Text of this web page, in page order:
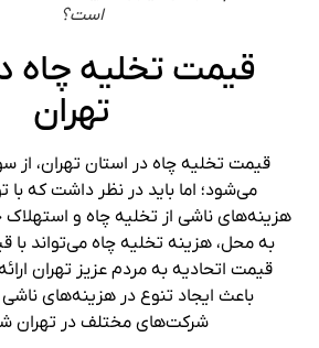
است؟
قیمت تخلیه چاه
تهران
قیمت تخلیه چاه در استان تهران، از
می‌شود؛ اما باید در نظر داشت که با
هزینه‌های ناشی از تخلیه چاه و
به محل، هزینه تخلیه چاه می‌تواند با
قیمت اتحادیه به مردم عزیز تهران
باعث ایجاد تنوع در هزینه‌های ناشی
شرکت‌های مختلف در تهران